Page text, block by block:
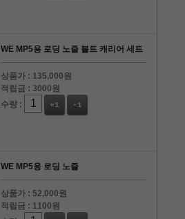
WE MP5용 로딩 노즐 볼트 캐리어 세트
상품가 : 135,000원
적립금 :3000원
수량 :
+1 -1
WE MP5용 로딩 노즐
상품가 : 52,000원
적립금 : 1100원